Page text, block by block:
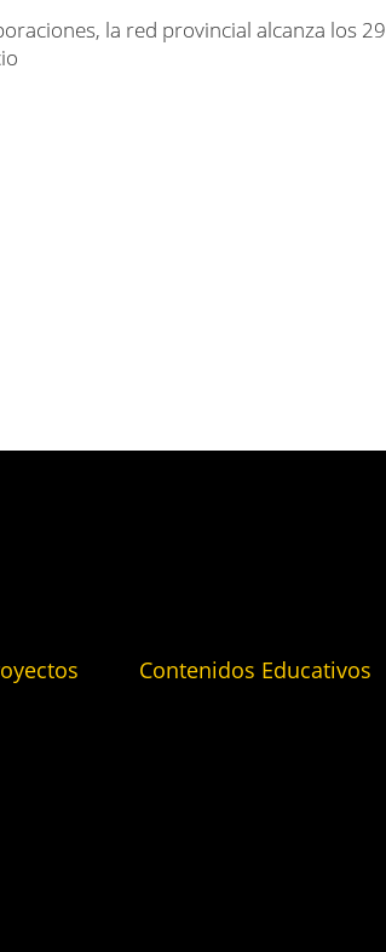
la red provincial alcanza los 29
Contenidos Educativos